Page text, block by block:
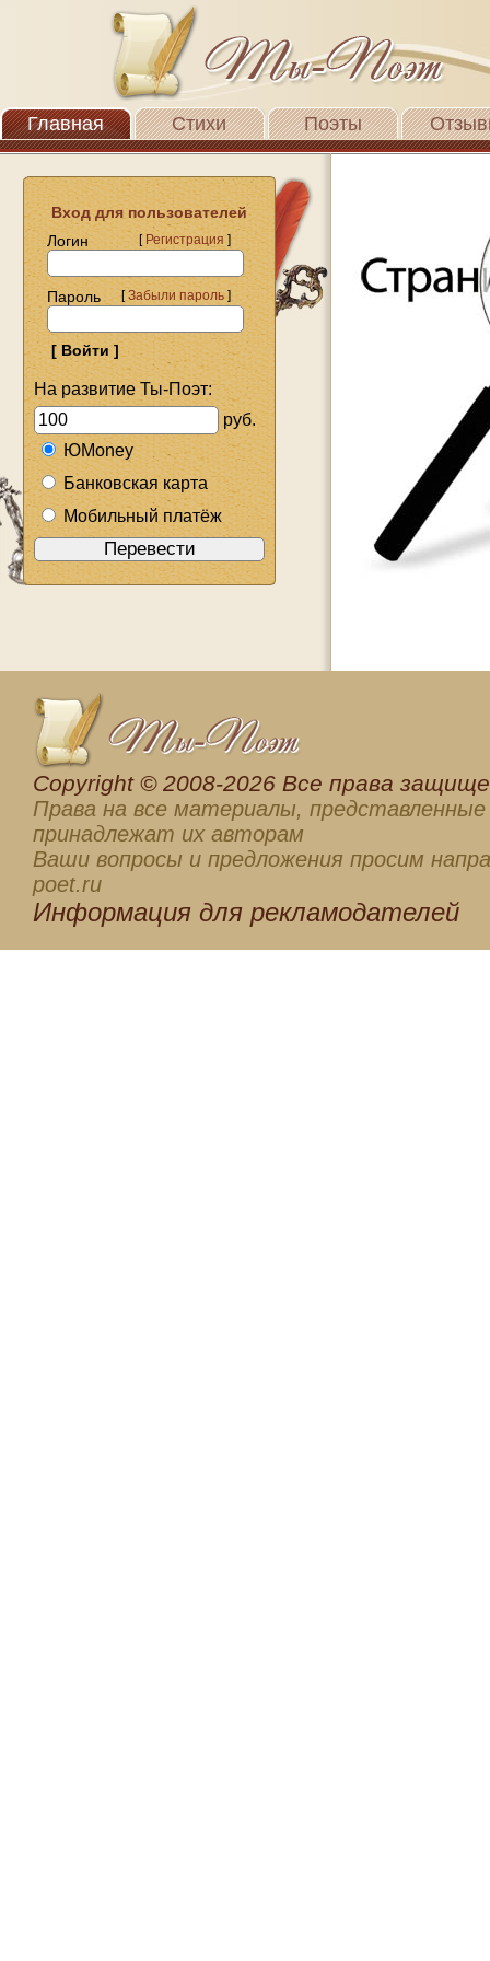
Главная Стихи Поэты
Вход для пользователей
Логин
[Регистрация]
Пароль [Забыли пароль]
На развитие Ты-Поэт:
руб.
ЮMoney
Банковская карта
Мобильный платёж
Сopyright © 2008-2026 Все права
Права на все материалы, представленные
принадлежат их авторам
Ваши вопросы и предложения просим
poet.ru
Информация для рекламодателей